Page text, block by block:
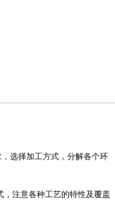
选择加工方式，分解各个环
，注意各种工艺的特性及覆盖